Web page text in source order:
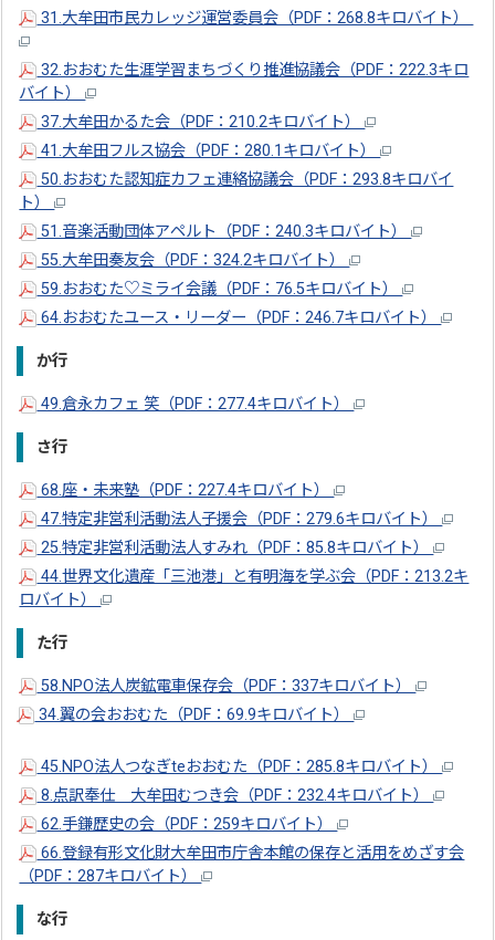
31.大牟田市民カレッジ運営委員会（PDF：268.8キロバイト）
32.おおむた生涯学習まちづくり推進協議会（PDF：222.3キロ
バイト）
37.大牟田かるた会（PDF：210.2キロバイト）
41.大牟田フルス協会（PDF：280.1キロバイト）
50.おおむた認知症カフェ連絡協議会（PDF：293.8キロバイ
ト）
51.音楽活動団体アペルト（PDF：240.3キロバイト）
55.大牟田奏友会（PDF：324.2キロバイト）
59.おおむた♡ミライ会議（PDF：76.5キロバイト）
64.おおむたユース・リーダー（PDF：246.7キロバイト）
か行
49.倉永カフェ 笑（PDF：277.4キロバイト）
さ行
68.座・未来塾（PDF：227.4キロバイト）
47.特定非営利活動法人子援会（PDF：279.6キロバイト）
25.特定非営利活動法人すみれ（PDF：85.8キロバイト）
44.世界文化遺産「三池港」と有明海を学ぶ会（PDF：213.2キ
ロバイト）
た行
58.NPO法人炭鉱電車保存会（PDF：337キロバイト）
34.翼の会おおむた（PDF：69.9キロバイト）
45.NPO法人つなぎteおおむた（PDF：285.8キロバイト）
8.点訳奉仕 大牟田むつき会（PDF：232.4キロバイト）
62.手鎌歴史の会（PDF：259キロバイト）
66.登録有形文化財大牟田市庁舎本館の保存と活用をめざす会
（PDF：287キロバイト）
な行